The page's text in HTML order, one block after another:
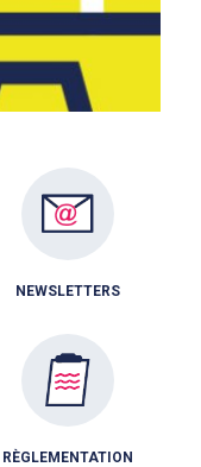
NEWSLETTERS
RÈGLEMENTATION